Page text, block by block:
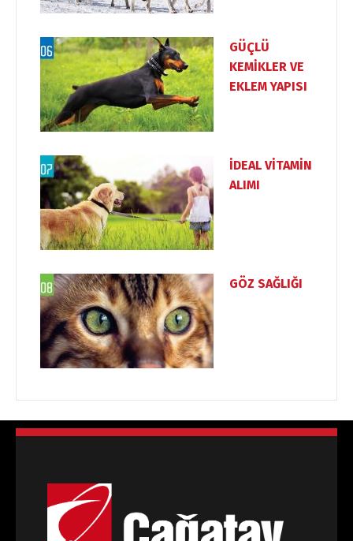
GÜÇLÜ
KEMİKLER VE
EKLEM YAPISI
İDEAL VİTAMİN
ALIMI
GÖZ SAĞLIĞI